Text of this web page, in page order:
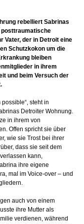
rebelliert Sabrinas
Vater, der in Detroit eine
Schutzkokon um die
bleiben
in ihrem
und beim Versuch der
steht in
Detroiter Wohnung.
in ihrem von
Offen spricht sie über
wie sie Trost bei ihrer
dass sie seit dem
kann,
ihre eigene
mal im Voice-over – und
auch von einem
ihre Mutter als
verdienen, während